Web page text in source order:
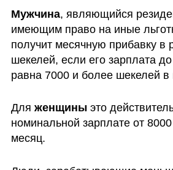
Мужчина, являющийся
имеющим право на иные
получит месячную прибавку в
шекелей, если его зарплата
равна 7000 и более шекелей в
Для женщины это
номинальной зарплате от
месяц.